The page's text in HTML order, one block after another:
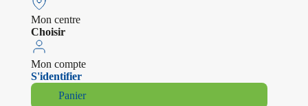
Mon centre
Choisir
Mon compte
S'identifier
Panier